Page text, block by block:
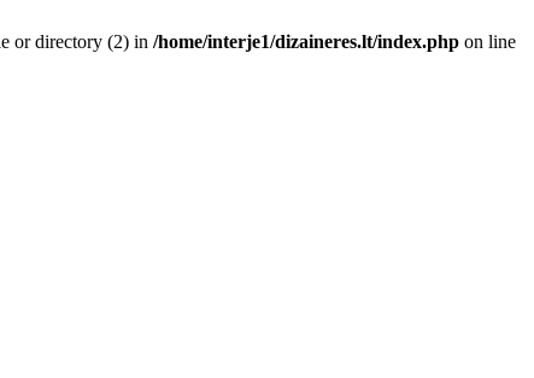
or directory (2) in /home/interje1/dizaineres.lt/index.php on line